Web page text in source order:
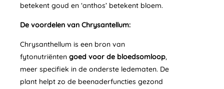
betekent goud en ‘anthos’ betekent bloem.
De voordelen van Chrysantellum:
Chrysanthellum is een bron van
fytonutriënten goed voor de bloedsomloop,
meer specifiek in de onderste ledematen. De
plant helpt zo de beenaderfuncties gezond